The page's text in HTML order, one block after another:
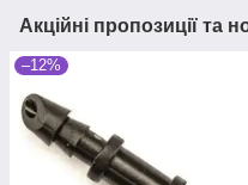
Акційні пропозиції та
–12%